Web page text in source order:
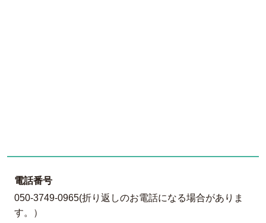
電話番号
050-3749-0965(折り返しのお電話になる場合がありま
す。）